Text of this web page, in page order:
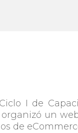
Ciclo I de
organizó un
de